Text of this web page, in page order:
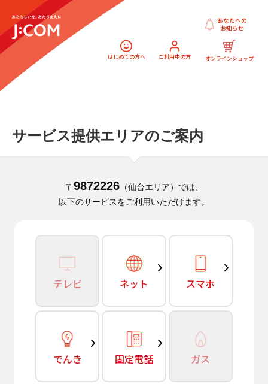
はじめての方へ ご利用中の方 オンラインショップ
あなたへの
お知らせ
サービス提供エリアのご案内
〒 9872226（仙台エリア）では、
以下のサービスをご利用いただけます。
テレビ ネット スマホ
でんき 固定電話 ガス